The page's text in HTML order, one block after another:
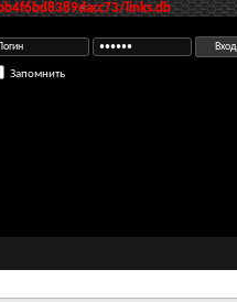
links.db
Запомнить